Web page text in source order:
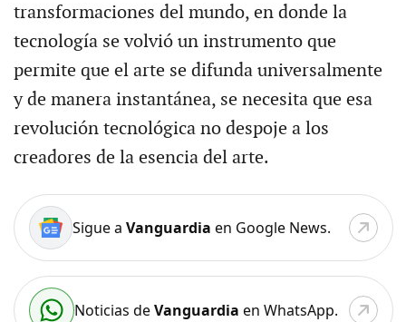
transformaciones del mundo, en donde la
tecnología se volvió un instrumento que
permite que el arte se difunda universalmente
y de manera instantánea, se necesita que esa
revolución tecnológica no despoje a los
creadores de la esencia del arte.
Sigue a Vanguardia en Google News.
Noticias deVanguardia en WhatsApp.